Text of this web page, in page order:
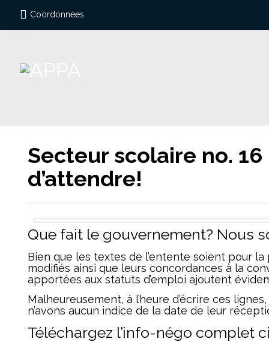
Coordonnées
Secteur scolaire no.
d’attendre!
Que fait le gouvernement? Nous
Bien que les textes de l’entente soient pour
modifiés ainsi que leurs concordances à la
apportées aux statuts d’emploi ajoutent
Malheureusement, à l’heure d’écrire ces
n’avons aucun indice de la date de leur
Téléchargez l’info-négo complet